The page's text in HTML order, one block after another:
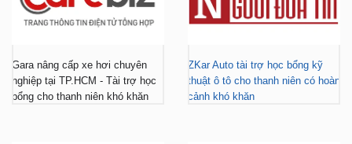
Gara nâng cấp xe hơi chuyên
nghiệp tại TP.HCM - Tài trợ học
bổng cho thanh niên khó khăn
ZKar Auto tài trợ học bổng kỹ
thuật ô tô cho thanh niên có hoàn
cảnh khó khăn